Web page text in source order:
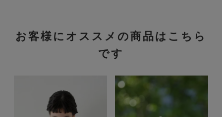
お客様にオススメの商品はこちら
です